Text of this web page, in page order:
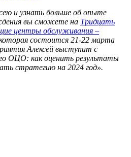
и узнать больше об опыте
вы сможете на Тридцать
центры обслуживания –
которая состоится 21-22 марта
Алексей выступит с
ОЦО: как оценить результаты
стратегию на 2024 год».